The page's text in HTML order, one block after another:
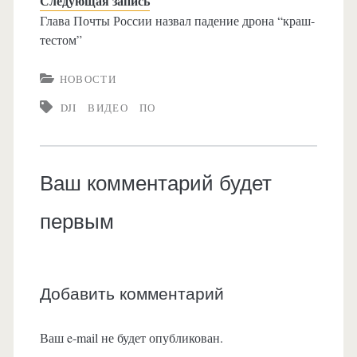
Глава Почты России назвал падение дрона “краш-
тестом”
НОВОСТИ
DJI
ВИДЕО ПО
Ваш комментарий будет
первым
Добавить комментарий
Ваш e-mail не будет опубликован.